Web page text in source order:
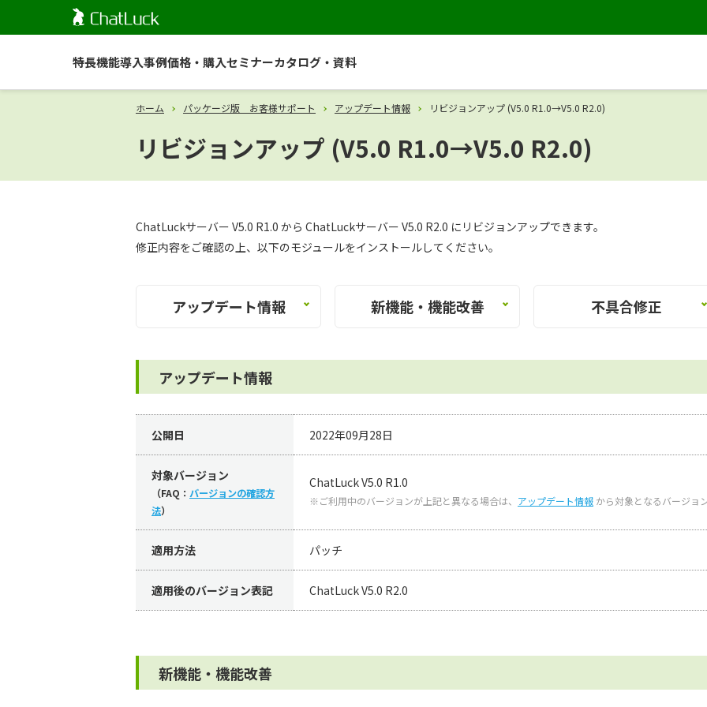
特長機能導入事例価格・購入セミナーカタログ・資料
ホーム パッケージ版 お客様サポート アップデート情報 リビジョンアップ (V5.0 R1.0→V5.0 R2.0)
リビジョンアップ (V5.0 R1.0→V5.0 R2.0)
ChatLuckサーバー V5.0 R1.0 から ChatLuckサーバー V5.0 R2.0 にリビジョンアップできます。
修正内容をご確認の上、以下のモジュールをインストールしてください。
アップデート情報 新機能・機能改善 不具合修正
アップデート情報
公開日 2022年09月28日
対象バージョン
（FAQ： バージョンの確認方
法）
ChatLuck V5.0 R1.0
※ご利用中のバージョンが上記と異なる場合は、 アップデート情報 から対象となるバージョ
適用方法 パッチ
適用後のバージョン表記 ChatLuck V5.0 R2.0
新機能・機能改善